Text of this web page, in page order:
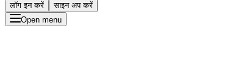
लॉग इन करें
साइन अप करें
Open menu